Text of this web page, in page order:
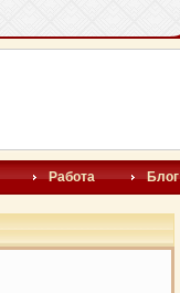
Работа Блог